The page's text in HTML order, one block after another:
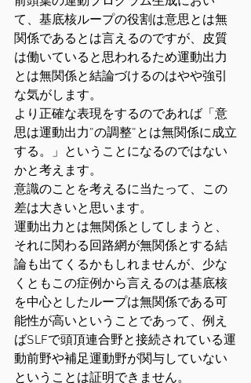
て、基底核ループの役割は意思とは無
関係であるとは言えるのですが、皮質
は働いていると思われるため運動出力
とは無関係と結論づけるのはやや強引
な気がします。
より正確な表現をするのであれば「意
思は運動出力”の調整”とは無関係に成立
する。」ということになるのではない
かと考えます。
意識のことを考えるに当たって、この
差は大きいと思います。
運動出力とは無関係としてしまうと、
それに関わる回路網が無関係とする結
論も出てくるかもしれませんが、少な
くともこの症例から言えるのは基底核
を中心としたループは無関係である可
能性が高いということであって、例え
ばSLFで頭頂連合野と接続されている運
動前野や補足運動野が関与していない
ということは証明できません。